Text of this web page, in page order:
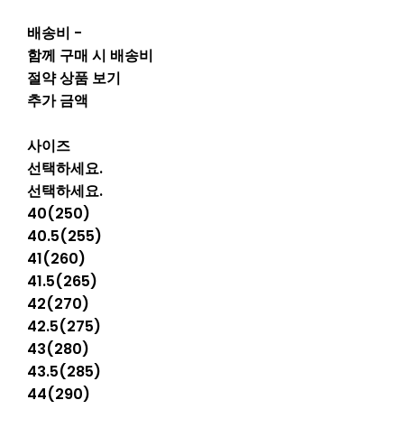
배송비 -
함께 구매 시 배송비
절약 상품 보기
추가 금액
사이즈
선택하세요.
선택하세요.
40(250)
40.5(255)
41(260)
41.5(265)
42(270)
42.5(275)
43(280)
43.5(285)
44(290)